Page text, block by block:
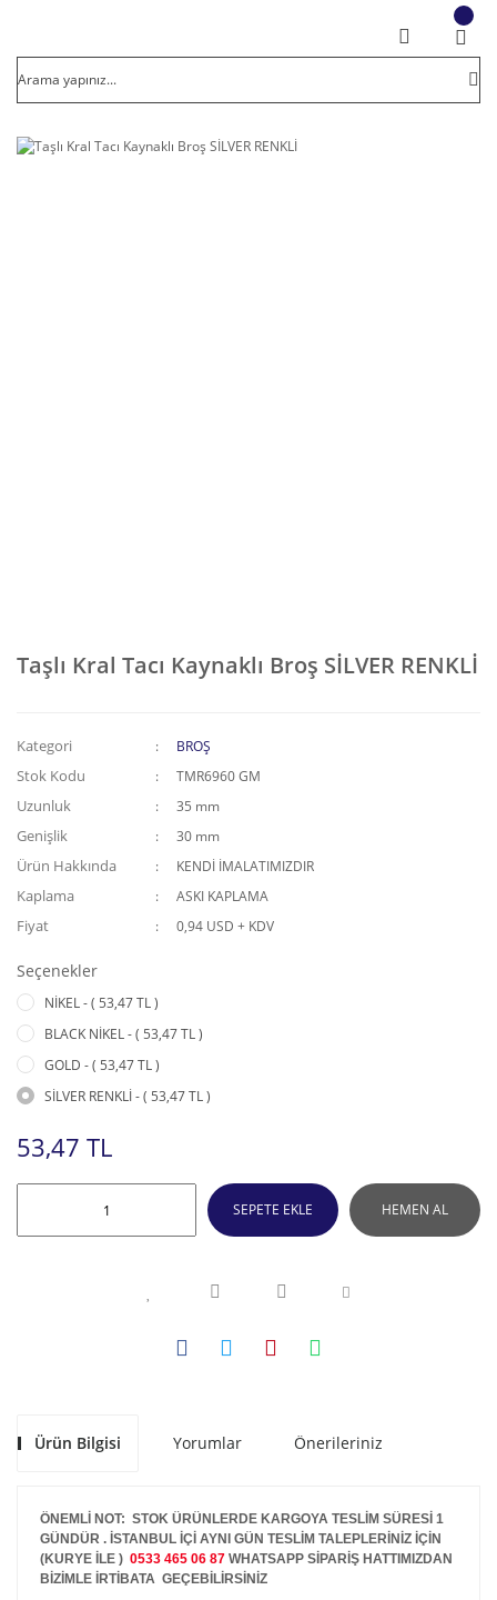
Taşlı Kral Tacı Kaynaklı Broş SİLVER RENKLİ
Kategori BROŞ
Stok Kodu TMR6960 GM
Uzunluk 35 mm
Genişlik 30 mm
Ürün Hakkında KENDİ İMALATIMIZDIR
Kaplama ASKI KAPLAMA
Fiyat 0,94 USD + KDV
Seçenekler
NİKEL - ( 53,47 TL )
BLACK NİKEL - ( 53,47 TL )
GOLD - ( 53,47 TL )
SİLVER RENKLİ - ( 53,47 TL )
53,47 TL
SEPETE EKLE HEMEN AL
Ürün Bilgisi Yorumlar Önerileriniz
ÖNEMLİ NOT: STOK ÜRÜNLERDE KARGOYA TESLİM SÜRESİ 1
GÜNDÜR . İSTANBUL İÇİ AYNI GÜN TESLİM TALEPLERİNİZ İÇİN
(KURYE İLE ) 0533 465 06 87 WHATSAPP SİPARİŞ HATTIMIZDAN
BİZİMLE İRTİBATA GEÇEBİLİRSİNİZ